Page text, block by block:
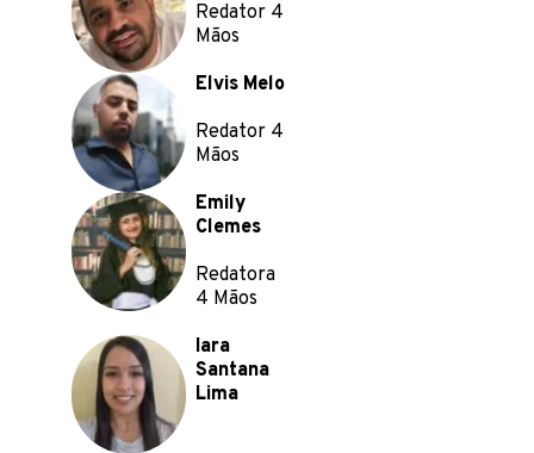
Redator 4
Mãos
Elvis Melo
Redator 4
Mãos
Emily
Clemes
Redatora
4 Mãos
Iara
Santana
Lima